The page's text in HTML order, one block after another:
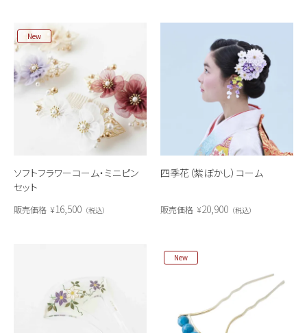
ソフトフラワーコーム・ミニピン
セット
New
販売価格 ¥16,500 税込
四季花（紫ぼかし）コーム
販売価格 ¥20,900 税込
New